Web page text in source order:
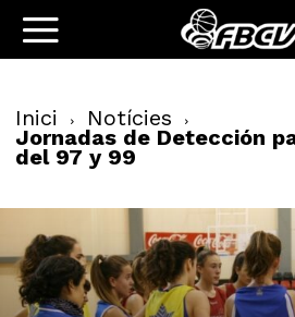
Inici Notícies
Jornadas de Detección
del 97 y 99